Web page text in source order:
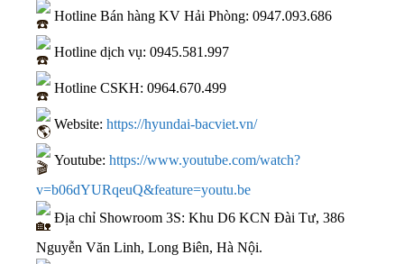
Hotline Bán hàng KV Hải Phòng: 0947.093.686
Hotline dịch vụ: 0945.581.997
Hotline CSKH: 0964.670.499
Website: https://hyundai-bacviet.vn/
Youtube: https://www.youtube.com/watch?
v=b06dYURqeuQ&feature=youtu.be
Địa chỉ Showroom 3S: Khu D6 KCN Đài Tư, 386
Nguyễn Văn Linh, Long Biên, Hà Nội.